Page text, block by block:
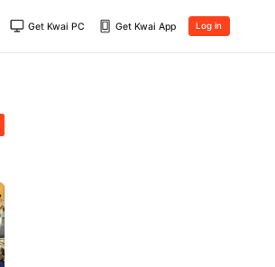
Get Kwai PC Get Kwai App Log in